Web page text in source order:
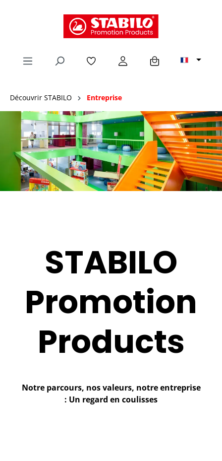
Découvrir STABILO Entreprise
STABILO
Promotion
Products
Notre parcours, nos valeurs, notre entreprise
: Un regard en coulisses